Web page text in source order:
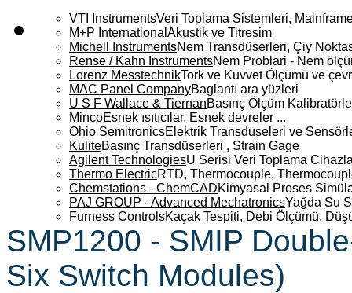
VTI InstrumentsVeri Toplama Sistemleri,
M+P International Akustik ve Titresim
Michell InstrumentsNem Transdüserleri, Çiy
Rense / Kahn InstrumentsNem Problari - Nem
Lorenz MesstechnikTork ve Kuvvet Ölçümü ve
MAC Panel CompanyBaglantı ara yüzleri
U S F Wallace & TiernanBasınç Ölçüm
MincoEsnek ısıtıcılar, Esnek devreler ...
Ohio SemitronicsElektrik Transduseleri ve
KuliteBasınç Transdüserleri , Strain Gage
Agilent TechnologiesU Serisi Veri Toplama
Thermo ElectricRTD, Thermocouple,
Chemstations - ChemCADKimyasal Proses
PAJ GROUP - Advanced MechatronicsYağda Su
Furness ControlsKaçak Tespiti, Debi Ölçümü,
SMP1200 - SMIP
Six Switch Modules)